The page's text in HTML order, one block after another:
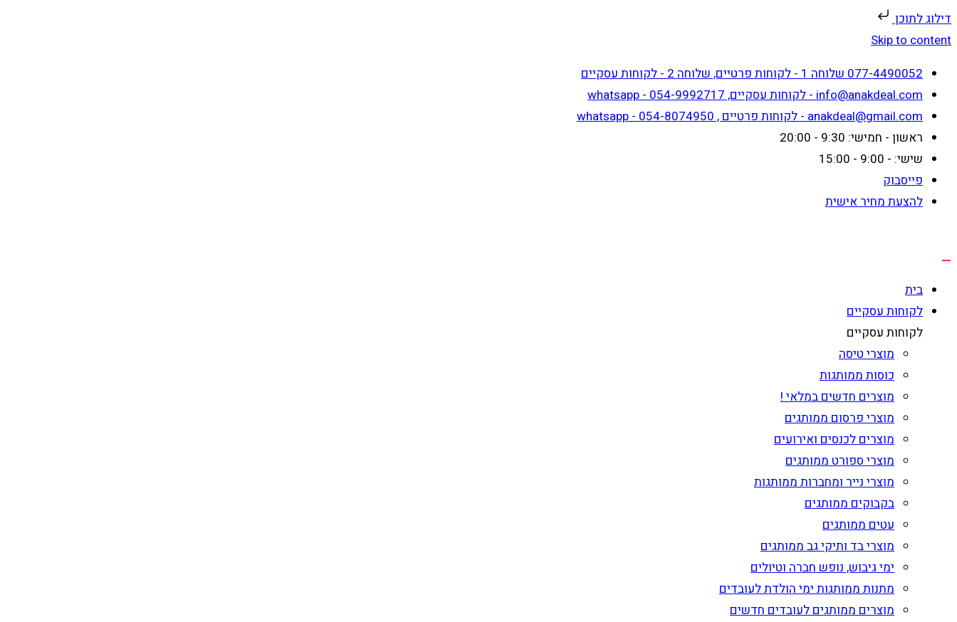
דילוג לתוכן
Skip to content
077-4490052 שלוחה 1 - לקוחות פרטיים, שלוחה 2 - לקוחות עסקיים
info@anakdeal.com - לקוחות עסקיים, whatsapp - 054-9992717
anakdeal@gmail.com - לקוחות פרטיים , whatsapp - 054-8074950
ראשון - חמישי: 9:30 - 20:00
שישי: - 9:00 - 15:00
פייסבוק
להצעת מחיר אישית
בית
לקוחות עסקיים
לקוחות עסקיים
מוצרי טיסה
כוסות ממותגות
מוצרים חדשים במלאי !
מוצרי פרסום ממותגים
מוצרים לכנסים ואירועים
מוצרי ספורט ממותגים
מוצרי נייר ומחברות ממותגות
בקבוקים ממותגים
עטים ממותגים
מוצרי בד ותיקי גב ממותגים
ימי גיבוש, נופש חברה וטיולים
מתנות ממותגות ימי הולדת לעובדים
מוצרים ממותגים לעובדים חדשים